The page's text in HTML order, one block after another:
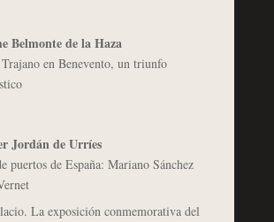
Belmonte de la Haza
en Benevento, un triunfo
Jordán de Urríes
puertos de España: Mariano Sánchez
La exposición conmemorativa del